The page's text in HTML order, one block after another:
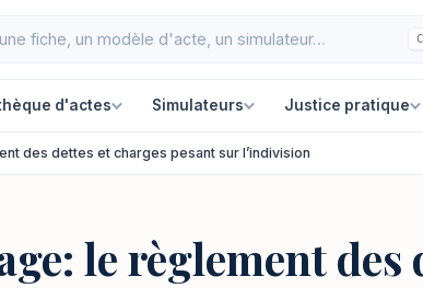
d'actes Simulateurs Justice pratique
des dettes et charges pesant sur l’indivision
le règlement des